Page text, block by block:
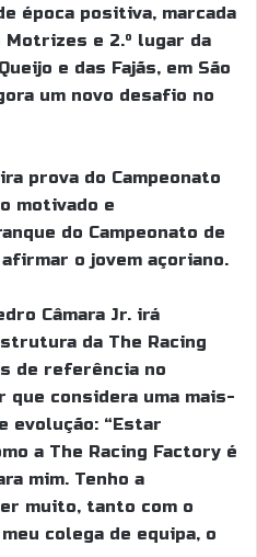
época positiva, marcada
e 2.º lugar da
e das Fajãs, em São
um novo desafio no
prova do Campeonato
motivado e
do Campeonato de
o jovem açoriano.
Câmara Jr. irá
da The Racing
de referência no
que considera uma mais-
evolução: “Estar
a The Racing Factory é
mim. Tenho a
muito, tanto com o
colega de equipa, o